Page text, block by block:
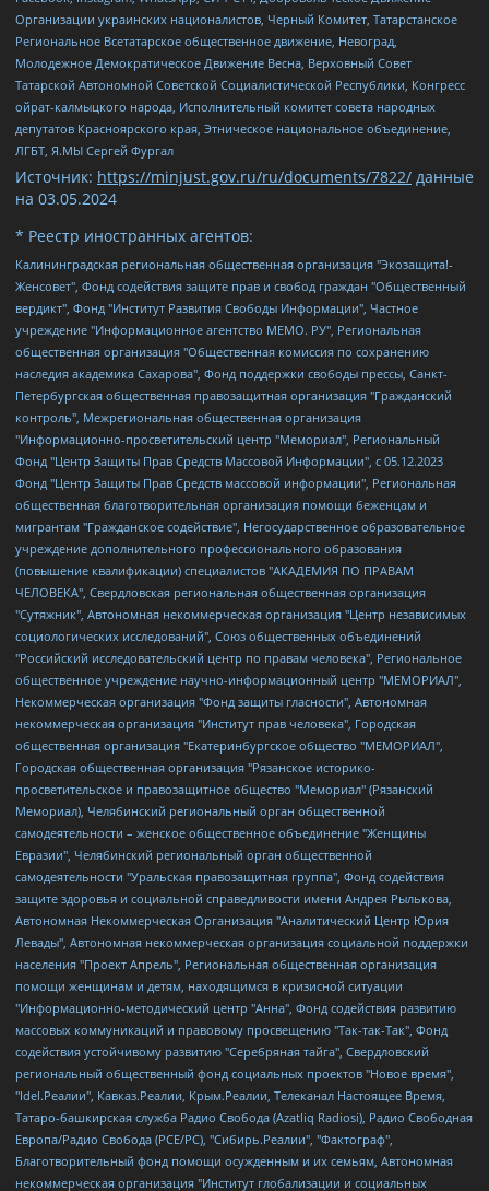
Организации украинских националистов, Черный Комитет, Татарстанское
Региональное Всетатарское общественное движение, Невоград,
Молодежное Демократическое Движение Весна, Верховный Совет
Татарской Автономной Советской Социалистической Республики, Конгресс
ойрат-калмыцкого народа, Исполнительный комитет совета народных
депутатов Красноярского края, Этническое национальное объединение,
ЛГБТ, Я.МЫ Сергей Фургал
Источник: https://minjust.gov.ru/ru/documents/7822/ данные
на 03.05.2024
* Реестр иностранных агентов:
Калининградская региональная общественная организация "Экозащита!-Женсовет", Фонд содействия защите прав и свобод граждан "Общественный вердикт", Фонд "Институт Развития Свободы Информации", Частное учреждение "Информационное агентство МЕМО. РУ", Региональная общественная организация "Общественная комиссия по сохранению наследия академика Сахарова", Фонд поддержки свободы прессы, Санкт-Петербургская общественная правозащитная организация "Гражданский контроль", Межрегиональная общественная организация "Информационно-просветительский центр "Мемориал", Региональный Фонд "Центр Защиты Прав Средств Массовой Информации", с 05.12.2023 Фонд "Центр Защиты Прав Средств массовой информации", Региональная общественная благотворительная организация помощи беженцам и мигрантам "Гражданское содействие", Негосударственное образовательное учреждение дополнительного профессионального образования (повышение квалификации) специалистов "АКАДЕМИЯ ПО ПРАВАМ ЧЕЛОВЕКА", Свердловская региональная общественная организация "Сутяжник", Автономная некоммерческая организация "Центр независимых социологических исследований", Союз общественных объединений "Российский исследовательский центр по правам человека", Региональное общественное учреждение научно-информационный центр "МЕМОРИАЛ", Некоммерческая организация "Фонд защиты гласности", Автономная некоммерческая организация "Институт прав человека", Городская общественная организация "Екатеринбургское общество "МЕМОРИАЛ", Городская общественная организация "Рязанское историко-просветительское и правозащитное общество "Мемориал" (Рязанский Мемориал), Челябинский региональный орган общественной самодеятельности – женское общественное объединение "Женщины Евразии", Челябинский региональный орган общественной самодеятельности "Уральская правозащитная группа", Фонд содействия защите здоровья и социальной справедливости имени Андрея Рылькова, Автономная Некоммерческая Организация "Аналитический Центр Юрия Левады", Автономная некоммерческая организация социальной поддержки населения "Проект Апрель", Региональная общественная организация помощи женщинам и детям, находящимся в кризисной ситуации "Информационно-методический центр "Анна", Фонд содействия развитию массовых коммуникаций и правовому просвещению "Так-так-Так", Фонд содействия устойчивому развитию "Серебряная тайга", Свердловский региональный общественный фонд социальных проектов "Новое время", "Idel.Реалии", Кавказ.Реалии, Крым.Реалии, Телеканал Настоящее Время, Татаро-башкирская служба Радио Свобода (Azatliq Radiosi), Радио Свободная Европа/Радио Свобода (PCE/PC), "Сибирь.Реалии", "Фактограф", Благотворительный фонд помощи осужденным и их семьям, Автономная некоммерческая организация "Институт глобализации и социальных движений", Фонд "В защиту прав заключенных", Частное учреждение "Центр поддержки и содействия развитию средств массовой информации", Пензенский региональный общественный благотворительный фонд "Гражданский союз", "Север.Реалии", Некоммерческая организация Фонд "Правовая инициатива", Общество с ограниченной ответственностью "Радио Свободная Европа/Радио Свобода", Чешское информационное агентство "MEDIUM-ORIENT", Красноярская региональная общественная организация "Мы против СПИДа", Камалягин Денис Николаевич, Маркелов Сергей Евгеньевич, Пономарев Лев Александрович, Савицкая Людмила Алексеевна, Автономная некоммерческая организация "Центр по работе с проблемой насилия "НАСИЛИЮ.НЕТ", Межрегиональный профессиональный союз работников здравоохранения "Альянс врачей", Юридическое лицо, зарегистрированное в Латвийской Республике, SIA "Medusa Project" (регистрационный номер 40103797863, дата регистрации 10.06.2014), Некоммерческая организация "Фонд по борьбе с коррупцией", Автономная некоммерческая организация "Институт права и публичной политики", Баданин Роман Сергеевич, Гликин Максим Александрович, Железнова Мария Михайловна, Лукьянова Юлия Сергеевна, Маетная Елизавета Витальевна, Маняхин Петр Борисович, Чуракова Ольга Владимировна, Ярош Юлия Петровна, Юридическое лицо "The Insider SIA", зарегистрированное в Риге, Латвийская Республика (дата регистрации 26.06.2015), являющееся администратором доменного имени интернет-издания "The Insider SIA", https://theins.ru, Постернак Алексей Евгеньевич, Рубин Михаил Аркадьевич, Анин Роман Александрович, Юридическое лицо Istories fonds, зарегистрированное в Латвийской Республике (регистрационный номер 50008295751, дата регистрации 24.02.2020), Великовский Дмитрий Александрович, Долинина Ирина Николаевна, Мароховская Алеся Алексеевна, Шлейнов Роман Юрьевич, Шмагун Олеся Валентиновна, Общество с ограниченной ответственностью "Альтаир 2021", Общество с ограниченной ответственностью "Вега 2021", Общество с ограниченной ответственностью "Главный редактор 2021", Общество с ограниченной ответственностью "Ромашки монолит", Важенков Артем Валерьевич, Ивановская областная общественная организация "Центр гендерных исследований", Гурман Юрий Альбертович, Медиапроект "ОВД-Инфо", Егоров Владимир Владимирович, Жилинский Владимир Александрович, Общество с ограниченной ответственностью "ЗП", Иванова София Юрьевна, Карезина Инна Павловна, Кильтау Екатерина Викторовна, Петров Алексей Викторович, Пискунов Сергей Евгеньевич, Смирнов Сергей Сергеевич, Тихонов Михаил Сергеевич, Общество с ограниченной ответственностью "ЖУРНАЛИСТ-ИНОСТРАННЫЙ АГЕНТ", Арапова Галина Юрьевна, Вольтская Татьяна Анатольевна, Американская компания "Mason G.E.S. Anonymous Foundation" (США), являющаяся владельцем интернет-издания https://mnews.world/, Компания "Stichting Bellingcat", зарегистрированная в Нидерландах (дата регистрации 11.07.2018), Захаров Андрей Вячеславович, Клепиковская Екатерина Дмитриевна, Общество с ограниченной ответственностью "МЕМО", Перл Роман Александрович, Симонов Евгений Алексеевич, Соловьева Елена Анатольевна, Сотников Даниил Владимирович, Сурначева Елизавета Дмитриевна, Автономная некоммерческая организация по защите прав человека и информированию населения "Якутия – Наше Мнение", Общество с ограниченной ответственностью "Москоу диджитал медиа", с 26.01.2023 Общество с ограниченной ответственностью "Чайка Белые сады", Ветошкина Валерия Валерьевна, Заговора Максим Александрович, Межрегиональное общественное движение "Российская ЛГБТ - сеть", Оленичев Максим Владимирович, Павлов Иван Юрьевич, Скворцова Елена Сергеевна, Общество с ограниченной ответственностью "Как бы инагент", Кочетков Игорь Викторович, Общество с ограниченной ответственностью "Честные выборы", Еланчик Олег Александрович, Общество с ограниченной ответственностью "Нобелевский призыв", Гималова Регина Эмилевна, Григорьев Андрей Валерьевич, Григорьева Алина Александровна, Ассоциация по содействию защите прав призывников, альтернативнослужащих и военнослужащих "Правозащитная группа "Гражданин.Армия.Право", Хисамова Регина Фаритовна, Автономная некоммерческая организация по реализации социально-правовых программ "Лилит", Дальневосточное общественное движение "Маяк", Санкт-Петербургская ЛГБТ-инициативная группа "Выход", Инициативная группа ЛГБТ+ "Реверс", Алексеев Андрей Викторович, Бекбулатова Таисия Львовна, Беляев Иван Михайлович, Владыкина Елена Сергеевна, Гельман Марат Александрович, Никульшина Вероника Юрьевна, Толоконникова Надежда Андреевна, Шендерович Виктор Анатольевич, Общество с ограниченной ответственностью "Данное сообщение", Общество с ограниченной ответственностью Издательский дом "Новая глава", Айнбиндер Александра Александровна, Московский комьюнити-центр для ЛГБТ+инициатив, Благотворительный фонд развития филантропии, Deutsche Welle (Германия, Kurt-Schumacher-Strasse 3, 53113 Bonn), Борзунова Мария Михайловна, Воробьев Виктор Викторович, Голубева Анна Львовна, Константинова Алла Михайловна, Малкова Ирина Владимировна, Мурадов Мурад Абдулгалимович, Осетинская Елизавета Николаевна, Понасенков Евгений Николаевич, Ганапольский Матвей Юрьевич, Киселев Евгений Алексеевич, Борухович Ирина Григорьевна, Дремин Иван Тимофеевич, Дубровский Дмитрий Викторович, Красноярская региональная общественная организация поддержки и развития альтернативных образовательных технологий и межкультурных коммуникаций "ИНТЕРРА", Маяковская Екатерина Алексеевна, Фейгин Марк Захарович, Филимонов Андрей Викторович, Дзугкоева Регина Николаевна, Доброхотов Роман Александрович, Дудь Юрий Александрович, Елкин Сергей Владимирович, Кругликов Кирилл Игоревич, Сабунаева Мария Леонидовна, Семенов Алексей Владимирович, Шаинян Карен Багратович, Шульман Екатерина Михайловна, Асафьев Артур Валерьевич, Вахштайн Виктор Семенович, Венедиктов Алексей Алексеевич, Лушникова Екатерина Евгеньевна, Волков Леонид Михайлович, Невзоров Александр Глебович, Пархоменко Сергей Борисович, Сироткин Ярослав Николаевич, Кара-Мурза Владимир Владимирович, Баранова Наталья Владимировна, Гозман Леонид Яковлевич, Кагарлицкий Борис Юльевич, Климарев Михаил Валерьевич, Милов Владимир Станиславович, Автономная некоммерческая организация Краснодарский центр современного искусства "Типография", Моргенштерн Алишер Тагирович, Соболь Любовь Эдуардовна, Общество с ограниченной ответственностью "ЛИЗА НОРМ", Каспаров Гарри Кимович, Ходорковский Михаил Борисович, Общество с ограниченной ответственностью "Апрельские тезисы", Данилович Ирина Брониславовна, Кашин Олег Владимирович, Петров Николай Владимирович, Пивоваров Алексей Владимирович, Соколов Михаил Владимирович, Цветкова Юлия Владимировна, Чичваркин Евгений Александрович, Комитет против пыток/Команда против пыток, Общество с ограниченной ответственностью "Первый научный", Общество с ограниченной ответственностью "Вертолет и ко", Белоцерковская Вероника Борисовна, Кац Максим Евгеньевич, Лазарева Татьяна Юрьевна, Шаведдинов Руслан Табризович, Яшин Илья Валерьевич, Общество с ограниченной ответственностью "Иноагент ААВ", Алешковский Дмитрий Петрович, Альбац Евгения Марковна, Быков Дмитрий Львович, Галямина Юлия Евгеньевна, Лойко Сергей Леонидович, Мартынов Кирилл Константинович, Медведев Сергей Александрович, Крашенинников Федор Геннадиевич, Гордеева Катерина Вл